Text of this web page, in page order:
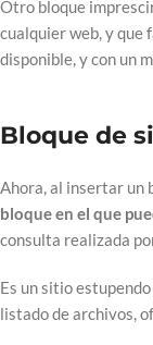
Otro bloque
cualquier web, y que
disponible, y con un
Bloque de
Ahora, al insertar un
bloque en el que
consulta realizada
Es un sitio
listado de archivos,